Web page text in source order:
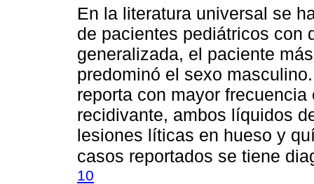
En la literatura universal se
de pacientes pediátricos con
generalizada, el paciente
predominó el sexo
reporta con mayor
recidivante, ambos líquidos
lesiones líticas en hueso y
casos reportados se tiene
10